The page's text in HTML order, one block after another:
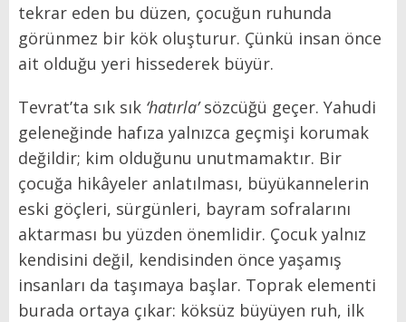
tekrar eden bu düzen, çocuğun ruhunda
görünmez bir kök oluşturur. Çünkü insan önce
ait olduğu yeri hissederek büyür.
Tevrat’ta sık sık ‘hatırla’sözcüğü geçer. Yahudi
geleneğinde hafıza yalnızca geçmişi korumak
değildir; kim olduğunu unutmamaktır. Bir
çocuğa hikâyeler anlatılması, büyükannelerin
eski göçleri, sürgünleri, bayram sofralarını
aktarması bu yüzden önemlidir. Çocuk yalnız
kendisini değil, kendisinden önce yaşamış
insanları da taşımaya başlar. Toprak elementi
burada ortaya çıkar: köksüz büyüyen ruh, ilk